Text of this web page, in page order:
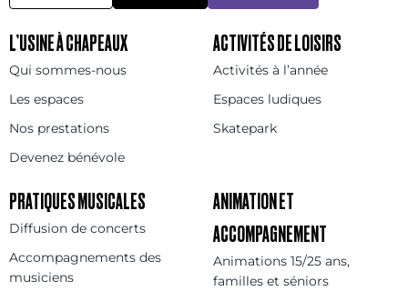
L’USINE À CHAPEAUX
Qui sommes-nous
Les espaces
Nos prestations
Devenez bénévole
ACTIVITÉS DE LOISIRS
Activités à l’année
Espaces ludiques
Skatepark
PRATIQUES MUSICALES
Diffusion de concerts
Accompagnements des
musiciens
ANIMATION ET
ACCOMPAGNEMENT
Animations 15/25 ans,
familles et séniors